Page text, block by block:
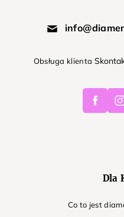
Obsługa klienta
Dla
Co to jest